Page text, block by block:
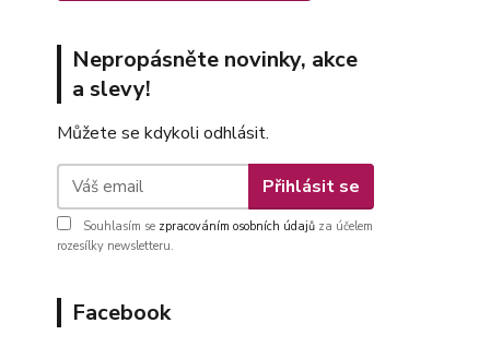
Nepropásněte novinky, akce
a slevy!
Můžete se kdykoli odhlásit.
Přihlásit se
Souhlasím se zpracováním osobních údajů za účelem
rozesílky newsletteru.
Facebook